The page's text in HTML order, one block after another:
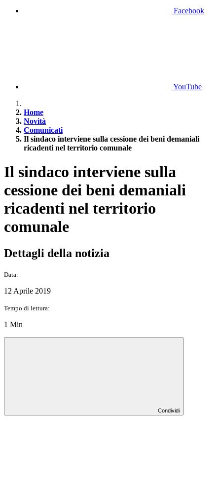
Facebook
YouTube
Home
Novità
Comunicati
Il sindaco interviene sulla cessione dei beni demaniali
ricadenti nel territorio comunale
Il sindaco interviene sulla
cessione dei beni demaniali
ricadenti nel territorio
comunale
Dettagli della notizia
Data:
12 Aprile 2019
Tempo di lettura:
1 Min
Condividi